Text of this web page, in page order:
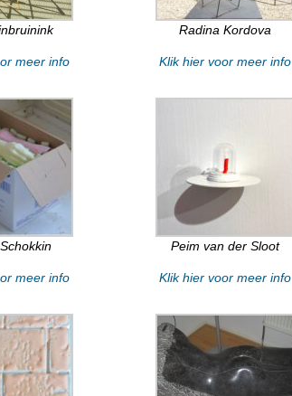
meer info
Radina Kordova
Klik hier voor meer info
meer info
Peim van der Sloot
Klik hier voor meer info